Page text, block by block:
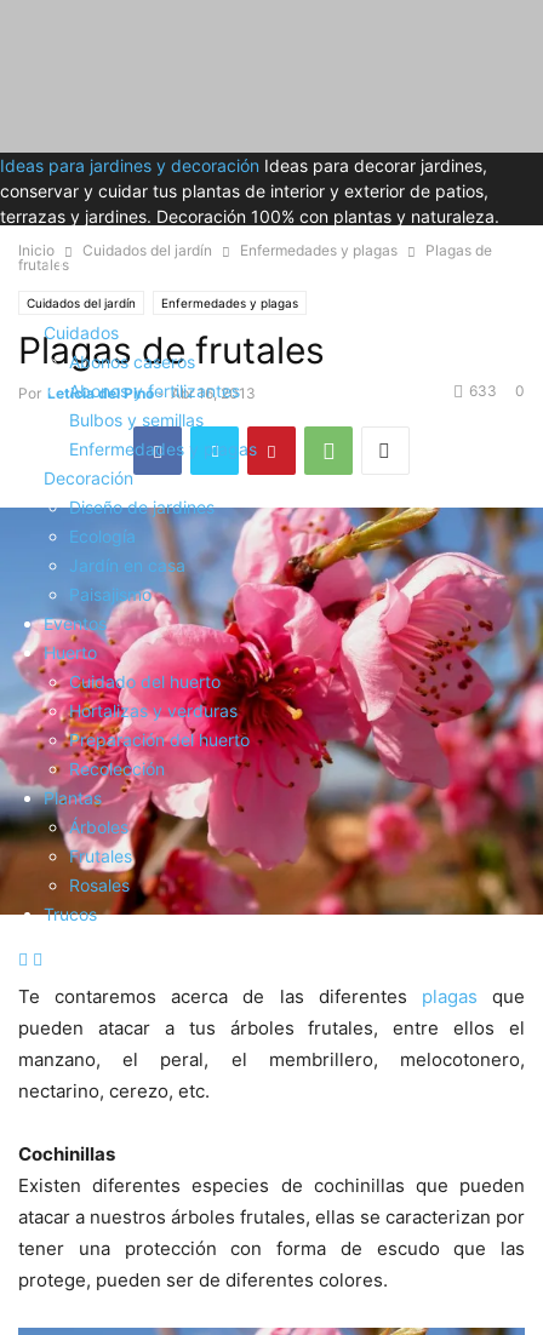
Ideas para jardines y decoración Ideas para decorar jardines,
conservar y cuidar tus plantas de interior y exterior de patios,
terrazas y jardines. Decoración 100% con plantas y naturaleza.
Cuidados
Abonos caseros
Abonos y fertilizantes
Bulbos y semillas
Enfermedades y plagas
Decoración
Diseño de jardines
Ecología
Jardín en casa
Paisajismo
Eventos
Huerto
Cuidado del huerto
Hortalizas y verduras
Preparación del huerto
Recolección
Plantas
Árboles
Frutales
Rosales
Trucos
Inicio Cuidados del jardín Enfermedades y plagas
Plagas de
frutales
Cuidados del jardín Enfermedades y plagas
Plagas de frutales
Por Leticia del Pino - Abr 16, 2013 0
633
Te contaremos acerca de las diferentes plagas que
pueden atacar a tus árboles frutales, entre ellos el
manzano, el peral, el membrillero, melocotonero,
nectarino, cerezo, etc.
Cochinillas
Existen diferentes especies de cochinillas que pueden
atacar a nuestros árboles frutales, ellas se caracterizan por
tener una protección con forma de escudo que las
protege, pueden ser de diferentes colores.